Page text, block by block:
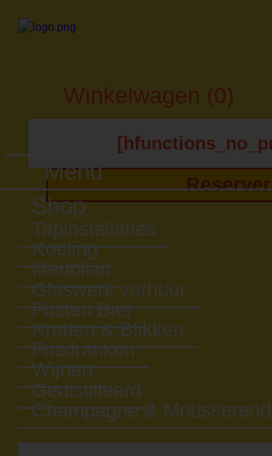
Winkelwagen (0)
Menu
Shop
Tapinstallaties
Koeling
Meubilair
Glaswerk verhuur
Fusten Bier
Kratten & Blikken
Frisdranken
Wijnen
Gedistilleerd
Champagne &